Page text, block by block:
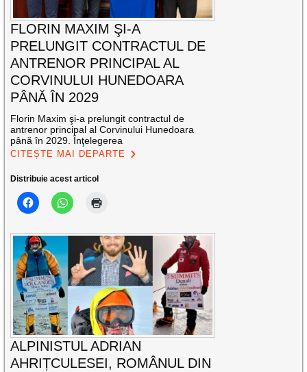
FLORIN MAXIM ŞI-A
PRELUNGIT CONTRACTUL DE
ANTRENOR PRINCIPAL AL
CORVINULUI HUNEDOARA
PÂNĂ ÎN 2029
Florin Maxim şi-a prelungit contractul de
antrenor principal al Corvinului Hunedoara
până în 2029. Înţelegerea
CITEȘTE MAI DEPARTE
Distribuie acest articol
ALPINISTUL ADRIAN
AHRIȚCULESEI, ROMÂNUL DIN